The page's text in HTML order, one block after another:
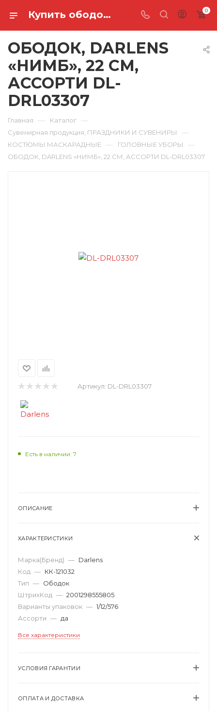
Купить ободок, darlens «нимб», 22 см, ассорти DL-DRL03307 в Ростове-на-Дону 0
ОБОДОК, DARLENS
«НИМБ», 22 СМ,
АССОРТИ DL-
DRL03307
Главная — Каталог —
Сувенирная продукция, ПРАЗДНИКИ И СУВЕНИРЫ —
КОСТЮМЫ МАСКАРАДНЫЕ — ГОЛОВНЫЕ УБОРЫ —
ОБОДОК, DARLENS «НИМБ», 22 СМ, АССОРТИ DL-DRL03307
Артикул: DL-DRL03307
Есть в наличии: 7
ОПИСАНИЕ
ХАРАКТЕРИСТИКИ
Марка(Бренд) — Darlens
Код — КК-121032
Тип — Ободок
ШтрихКод — 2001298555805
Варианты упаковок — 1/12/576
Ассорти — да
Все характеристики
УСЛОВИЯ ГАРАНТИИ
ОПЛАТА И ДОСТАВКА